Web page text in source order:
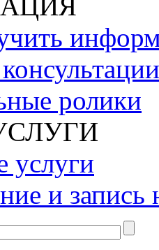
ролики
услуги
и запись